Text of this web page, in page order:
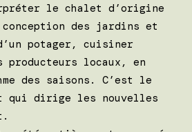
le chalet d’origine
conception des jardins et
potager, cuisiner
producteurs locaux, en
des saisons. C’est le
qui dirige les nouvelles